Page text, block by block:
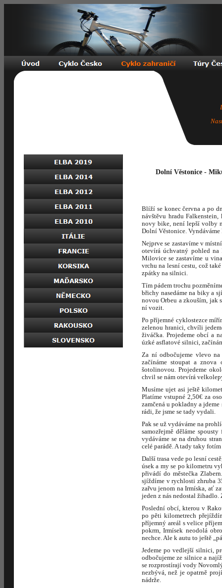
Dolní Věstonice -
Blíží se konec června a po
návštěvu hradu
novy bike, není lepší volby
Dolní Věstonice.
Nejprve se zastavíme v
otevírá úchvatný pohled
Milovice se zastavíme u
vrchu na lesní cestu, což
zpátky na silnici.
Tím pádem trochu
břichy nasedáme na biky a
novou Orbeu a zkouším, jak
ní vozit.
Po příjemné cyklostezce
zelenou hranici, chvíli
živáčka. Projedeme obcí a
úzké asflatové silnici,
Za ní odbočujeme vlevo
začínáme stoupat a znova
šotolinovou. Projedeme
chvil se nám otevírá
Musíme ujet asi ještě
Platíme vstupné 2,50€ za
zamčená u pokladny a
rádi, že jsme se tady vydali.
Pak se už vydáváme na
samozřejmě děláme
vydáváme se na druhou
celé parádě. A tady taky
Další trasa vede po lesní
úsek a my se po kilometru
přivádí do městečka
sjíždíme v rychlosti zhruba
zařvu jenom na Irmíska, ať
jeden z nás nedostal
Poslední obcí, kterou v
po pěti kilometrech
příjemný areál s velice
pokrm, Irmísek neodolá
nechce. Ale k autu to ještě
Jedeme po vedlejší silnici,
odbočujeme ze silnice a
se rozprostírají vody
nezbývá, než je opatrně
nádrže.